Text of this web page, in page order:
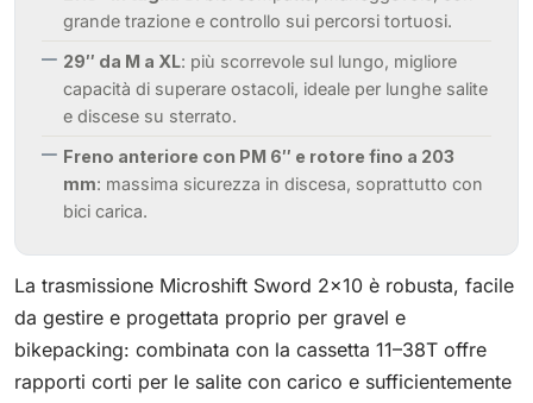
grande trazione e controllo sui percorsi tortuosi.
29″ da M a XL: più scorrevole sul lungo, migliore
capacità di superare ostacoli, ideale per lunghe salite
e discese su sterrato.
Freno anteriore con PM 6″ e rotore fino a 203
mm: massima sicurezza in discesa, soprattutto con
bici carica.
La trasmissione Microshift Sword 2×10 è robusta, facile
da gestire e progettata proprio per gravel e
bikepacking: combinata con la cassetta 11–38T offre
rapporti corti per le salite con carico e sufficientemente